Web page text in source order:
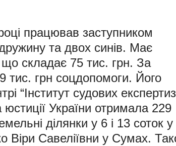
працював заступником
та двох синів. Має
складає 75 тис. грн. За
тис. грн соцдопомоги. Його
“Інститут судових
України отримала 229
ділянки у 6 і 13 соток у
Віри Савеліївни у Сумах.